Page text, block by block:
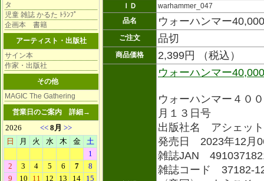
タ
児童 雑誌 かるた ﾄﾗﾝﾌﾟ
企画本 書籍
アーティスト・出版社
サイン本
作家・出版社
その他
MAGIC The Gathering
営業日のご案内 詳細→
ＩＤ
warhammer_047
品名
ウォーハンマー
ご注文 品切
商品価格 2,399円 （税込）
ウォーハンマー
ウォーハンマー４０
月１３日号
出版社名 アシェッ
発売日 2023年12月
雑誌JAN
雑誌コード 37182-